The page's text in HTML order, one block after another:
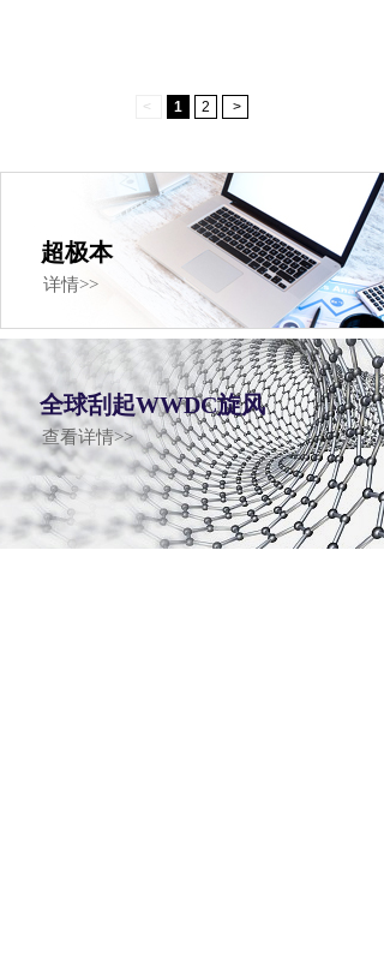
< 1 2 >
超极本
详情>>
全球刮起WWDC旋风
查看详情>>